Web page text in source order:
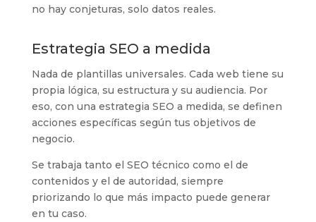
no hay conjeturas, solo datos reales.
Estrategia SEO a medida
Nada de plantillas universales. Cada web tiene su
propia lógica, su estructura y su audiencia. Por
eso, con una estrategia SEO a medida, se definen
acciones específicas según tus objetivos de
negocio.
Se trabaja tanto el SEO técnico como el de
contenidos y el de autoridad, siempre
priorizando lo que más impacto puede generar
en tu caso.